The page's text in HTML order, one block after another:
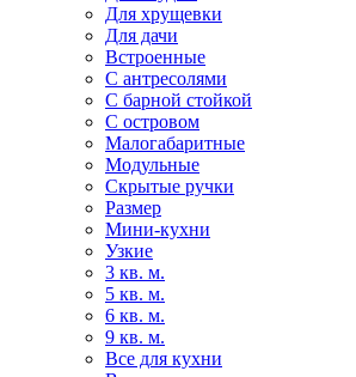
Для хрущевки
Для дачи
Встроенные
С антресолями
С барной стойкой
С островом
Малогабаритные
Модульные
Скрытые ручки
Размер
Мини-кухни
Узкие
3 кв. м.
5 кв. м.
6 кв. м.
9 кв. м.
Все для кухни